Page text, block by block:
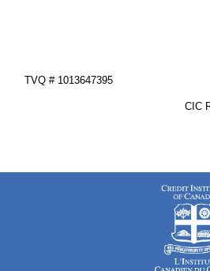
TVQ # 1013647395
CIC